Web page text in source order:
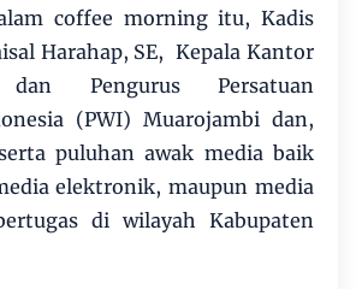
coffee morning itu, Kadis
Harahap, SE, Kepala Kantor
dan Pengurus Persatuan
(PWI) Muarojambi dan,
puluhan awak media baik
elektronik, maupun media
di wilayah Kabupaten